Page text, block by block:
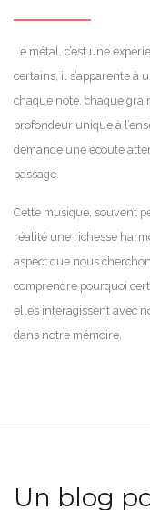
Le métal, c’est une
certains, il s’apparente à
chaque note, chaque
profondeur unique à
demande une écoute
passage.
Cette musique, souvent
réalité une richesse
aspect que nous
comprendre pourquoi
elles interagissent avec
dans notre mémoire.
Un blog